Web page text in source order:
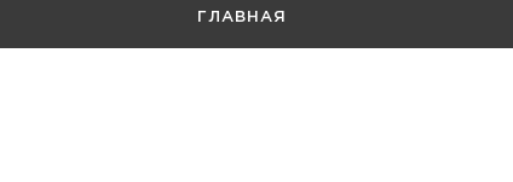
ГЛАВНАЯ